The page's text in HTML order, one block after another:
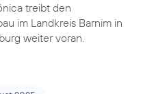
treibt den
im Landkreis Barnim in
weiter voran.